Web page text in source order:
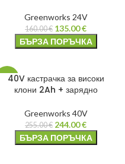
Greenworks 24V
160.00€ 135.00€
БЪРЗА ПОРЪЧКА
-4%40V кастрачка за високи
клони 2Ah + зарядно
Greenworks 40V
255.00€ 244.00€
БЪРЗА ПОРЪЧКА